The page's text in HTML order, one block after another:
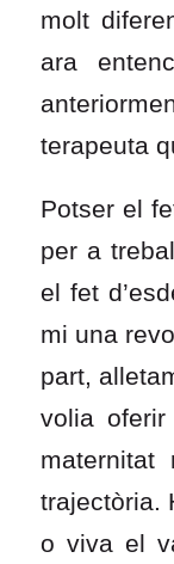
molt
ara
terapeuta
Potser el
per a
el fet
mi una
part,
volia
maternitat
trajectòria.
o viva el